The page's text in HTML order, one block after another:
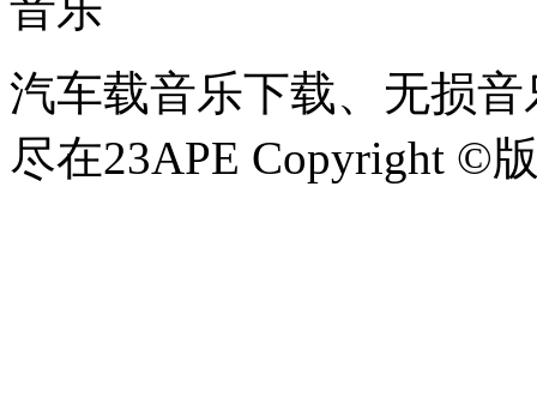
汽车载音乐下载、无损
尽在23APE Copyright ©